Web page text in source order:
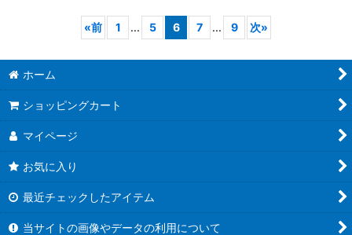
«前 1 ... 5 6 7 ... 9 次»
ホーム
ショッピングカート
マイページ
お気に入り
最近チェックしたアイテム
当サイトの画像やデータの利用について